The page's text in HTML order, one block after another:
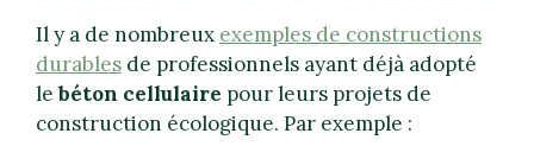
Il y a de nombreux exemples de constructions
durables de professionnels ayant déjà adopté
lebéton cellulaire pour leurs projets de
construction écologique. Par exemple :